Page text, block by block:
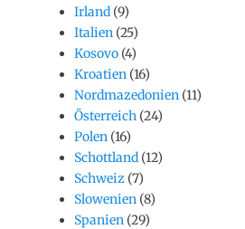
Irland (9)
Italien (25)
Kosovo (4)
Kroatien (16)
Nordmazedonien (11)
Österreich (24)
Polen (16)
Schottland (12)
Schweiz (7)
Slowenien (8)
Spanien (29)